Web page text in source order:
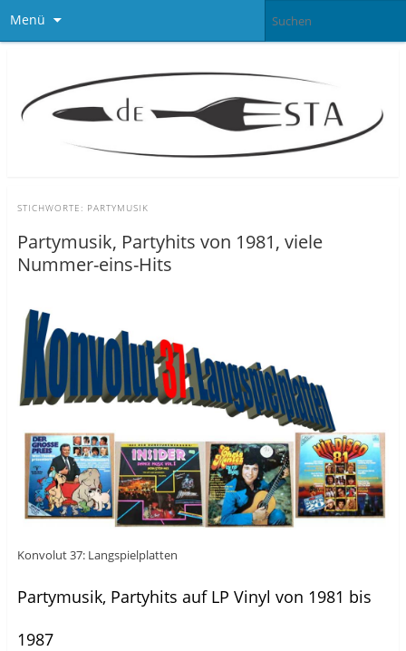
Menü
STICHWORTE: PARTYMUSIK
Partymusik, Partyhits von 1981, viele
Nummer-eins-Hits
Konvolut 37: Langspielplatten
Partymusik, Partyhits auf LP Vinyl von 1981 bis
1987